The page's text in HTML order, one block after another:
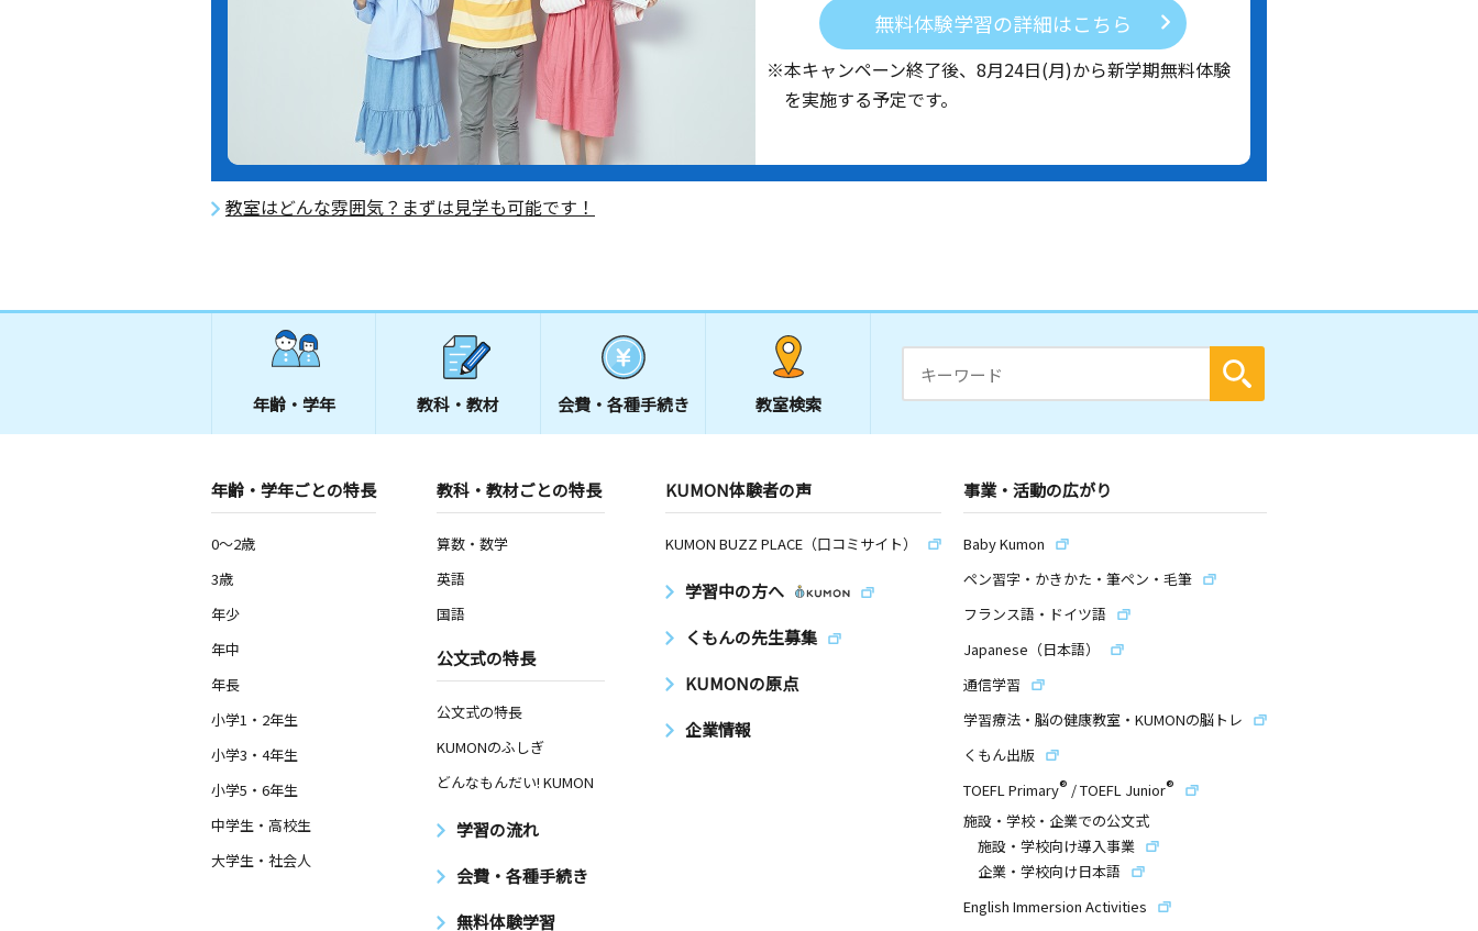
無料体験学習の詳細はこちら
※本キャンペーン終了後、 8月24日(月)から新学期無料体験
を実施する予定です。
教室はどんな雰囲気？まずは見学も可能です！
年齢・学年 教科・教材 会費・ 各種手続き 教室検索
年齢・学年ごとの特長
0～2歳
3歳
年少
年中
年長
小学1・2年生
小学3・4年生
小学5・6年生
中学生・高校生
大学生・社会人
教科・教材ごとの特長
算数・数学
英語
国語
公文式の特長
公文式の特長
KUMONのふしぎ
どんなもんだい! KUMON
学習の流れ
会費・各種手続き
無料体験学習
KUMON体験者の声
KUMON BUZZ PLACE（口コミサイト）
学習中の方へ
くもんの先生募集
KUMONの原点
企業情報
事業・活動の広がり
Baby Kumon
ペン習字・かきかた・筆ペン・毛筆
フランス語・ドイツ語
Japanese（日本語）
通信学習
学習療法・脳の健康教室・KUMONの脳トレ
くもん出版
TOEFL Primary® /TOEFL Junior®
施設・学校・企業での公文式
施設・学校向け導入事業
企業・学校向け日本語
English Immersion Activities